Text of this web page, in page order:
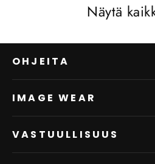
Näytä
OHJEITA
IMAGE WEAR
VASTUULLISUUS